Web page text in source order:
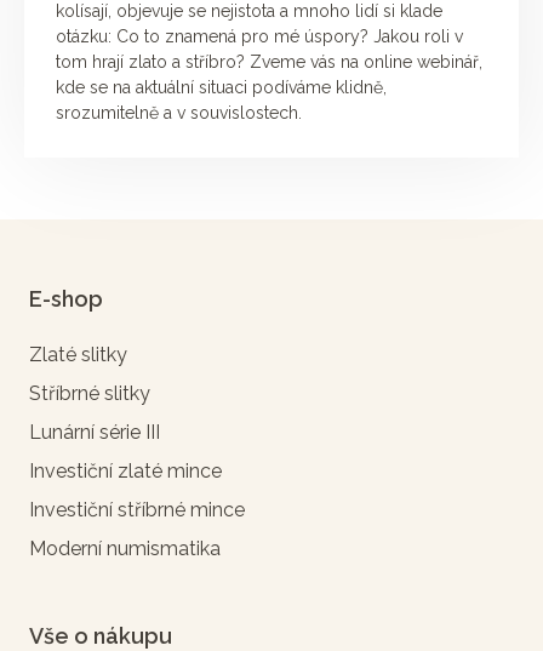
kolísají, objevuje se nejistota a mnoho lidí si klade
otázku: Co to znamená pro mé úspory? Jakou roli v
tom hrají zlato a stříbro? Zveme vás na online webinář,
kde se na aktuální situaci podíváme klidně,
srozumitelně a v souvislostech.
E-shop
Zlaté slitky
Stříbrné slitky
Lunární série III
Investiční zlaté mince
Investiční stříbrné mince
Moderní numismatika
Vše o nákupu